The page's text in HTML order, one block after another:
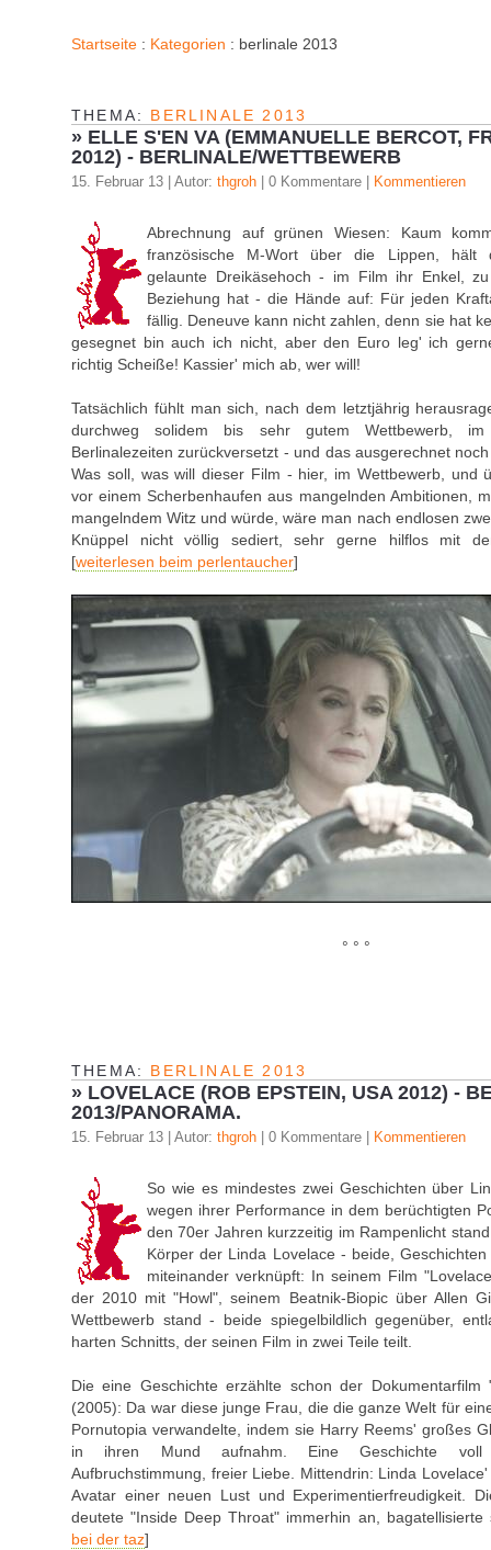
Startseite : Kategorien : berlinale 2013
THEMA: BERLINALE 2013
» ELLE S'EN VA (EMMANUELLE BERCOT,
2012) - BERLINALE/WETTBEWERB
15. Februar 13 | Autor: thgroh | 0 Kommentare | Kommentieren
Abrechnung auf grünen Wiesen: Kaum
französische M-Wort über die Lippen, hält
gelaunte Dreikäsehoch - im Film ihr Enkel,
Beziehung hat - die Hände auf: Für jeden
fällig. Deneuve kann nicht zahlen, denn sie hat
gesegnet bin auch ich nicht, aber den Euro leg' ich
richtig Scheiße! Kassier' mich ab, wer will!
Tatsächlich fühlt man sich, nach dem letztjährig
durchweg solidem bis sehr gutem Wettbewerb,
Berlinalezeiten zurückversetzt - und das ausgerechnet
Was soll, was will dieser Film - hier, im Wettbewerb, und
vor einem Scherbenhaufen aus mangelnden Ambitionen,
mangelndem Witz und würde, wäre man nach endlosen
Knüppel nicht völlig sediert, sehr gerne hilflos mit
[weiterlesen beim perlentaucher]
° ° °
THEMA: BERLINALE 2013
» LOVELACE (ROB EPSTEIN, USA 2012) -
2013/PANORAMA.
15. Februar 13 | Autor: thgroh | 0 Kommentare | Kommentieren
So wie es mindestes zwei Geschichten über
wegen ihrer Performance in dem berüchtigten
den 70er Jahren kurzzeitig im Rampenlicht
Körper der Linda Lovelace - beide,
miteinander verknüpft: In seinem Film
der 2010 mit "Howl", seinem Beatnik-Biopic über Allen
Wettbewerb stand - beide spiegelbildlich gegenüber,
harten Schnitts, der seinen Film in zwei Teile teilt.
Die eine Geschichte erzählte schon der Dokumentarfilm
(2005): Da war diese junge Frau, die die ganze Welt für
Pornutopia verwandelte, indem sie Harry Reems' großes
in ihren Mund aufnahm. Eine Geschichte voll
Aufbruchstimmung, freier Liebe. Mittendrin: Linda
Avatar einer neuen Lust und Experimentierfreudigkeit.
deutete "Inside Deep Throat" immerhin an, bagatellisierte
bei der taz]